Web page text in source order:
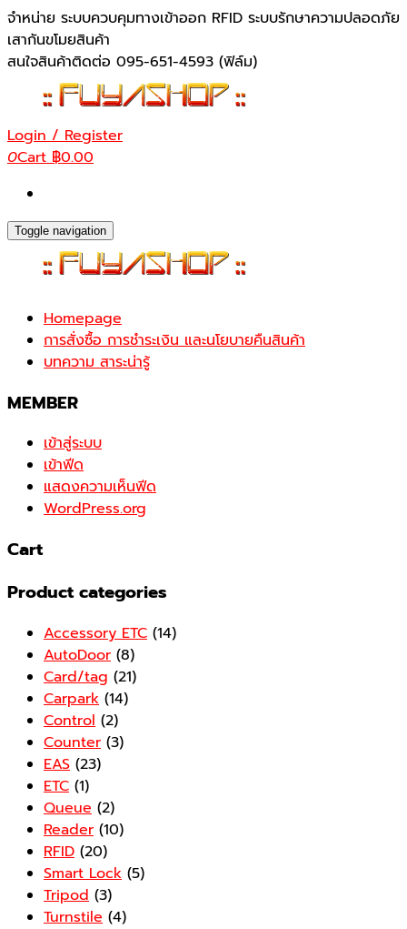
Skip
to
the
content
จำหน่าย ระบบควบคุมทางเข้าออก RFID ระบบรักษาความปลอดภัย
เสากันขโมยสินค้า
สนใจสินค้าติดต่อ 095-651-4593 (ฟิล์ม)
Login / Register
0Cart฿0.00
Toggle navigation
Homepage
การสั่งซื้อ การชำระเงิน และนโยบายคืนสินค้า
บทความ สาระน่ารู้
MEMBER
เข้าสู่ระบบ
เข้าฟีด
แสดงความเห็นฟีด
WordPress.org
Cart
Product categories
Accessory ETC (14)
AutoDoor (8)
Card/tag (21)
Carpark (14)
Control (2)
Counter (3)
EAS (23)
ETC (1)
Queue (2)
Reader (10)
RFID (20)
Smart Lock (5)
Tripod (3)
Turnstile (4)